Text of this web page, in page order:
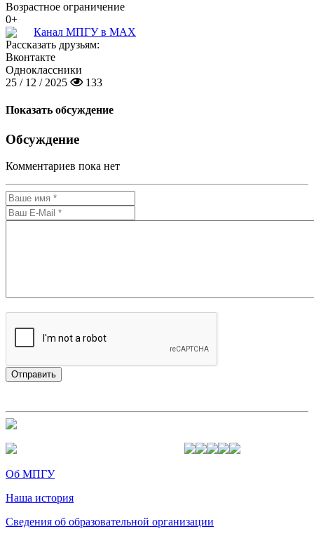
Возрастное ограничение
0+
Канал МПГУ в MAX
Рассказать друзьям:
Вконтакте
Одноклассники
25 / 12 / 2025
133
Показать обсуждение
Обсуждение
Комментариев пока нет
Об МПГУ
Наша история
Сведения об образовательной организации